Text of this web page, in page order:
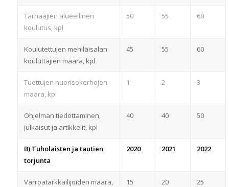
Tarhaajien alueellinen
koulutus, kpl
50 55 60
Koulutettujen mehiläisalan
kouluttajien määrä, kpl
45 55 60
Tuettujen nuorisokerhojen
määrä, kpl
1 2 3
Ohjelman tiedottaminen,
julkaisut ja artikkelit, kpl
40 40 50
B) Tuholaisten ja tautien
torjunta
2020 2021 2022
Varroatarkkailijoiden määrä,
15 20 25